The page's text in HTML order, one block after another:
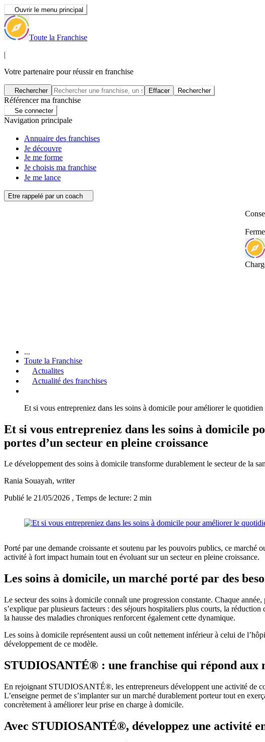
Ouvrir le menu principal
Toute la Franchise
|
Votre partenaire pour réussir en franchise
Rechercher Effacer Rechercher
Référencer ma franchise
Se connecter
Navigation principale
Annuaire des franchises
Je découvre
Je me forme
Je choisis ma franchise
Je me lance
Etre rappelé par un coach
...
Toute la Franchise
Actualites
Actualité des franchises
Et si vous entrepreniez dans les soins à domicile pour améliorer le
Et si vous entrepreniez dans les soins à domicile
portes d’un secteur en pleine croissance
Le développement des soins à domicile transforme durablement le secteur de la
Rania Souayah, writer
Publié le 21/05/2026 , Temps de lecture: 2 min
Porté par une demande croissante et soutenu par les pouvoirs publics, ce
activité à fort impact humain tout en évoluant sur un secteur en pleine croissance.
Les soins à domicile, un marché porté par des
Le secteur des soins à domicile connaît une progression constante. Chaque
s’explique par plusieurs facteurs : des séjours hospitaliers plus courts, la
la hausse des maladies chroniques renforcent également cette dynamique.
Les soins à domicile représentent aussi un coût nettement inférieur à celui de
développement de ce modèle.
STUDIOSANTÉ® : une franchise qui répond aux
En rejoignant STUDIOSANTÉ®, les entrepreneurs développent une activité de
L’enseigne permet de s’implanter sur un marché durablement porteur tout en
concrètement à améliorer leur prise en charge à domicile.
Avec STUDIOSANTÉ®, développez une activité